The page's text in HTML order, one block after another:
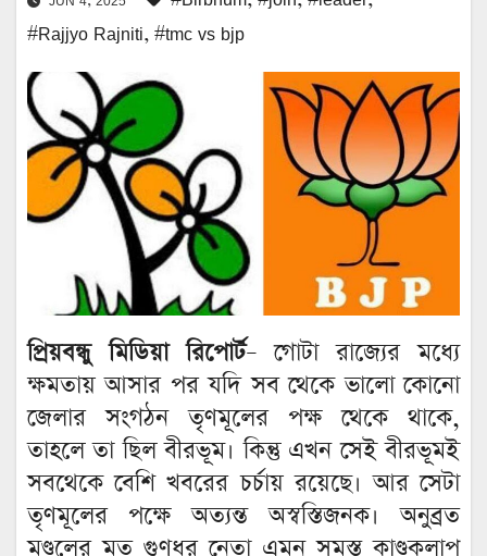
#Rajjyo Rajniti, #tmc vs bjp
প্রিয়বন্ধু মিডিয়া রিপোর্ট– গোটা রাজ্যের মধ্যে
ক্ষমতায় আসার পর যদি সব থেকে ভালো কোনো
জেলার সংগঠন তৃণমূলের পক্ষ থেকে থাকে,
তাহলে তা ছিল বীরভূম। কিন্তু এখন সেই বীরভূমই
সবথেকে বেশি খবরের চর্চায় রয়েছে। আর সেটা
তৃণমূলের পক্ষে অত্যন্ত অস্বস্তিজনক। অনুব্রত
মণ্ডলের মত গুণধর নেতা এমন সমস্ত কাণ্ডকলাপ